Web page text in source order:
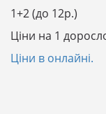
1+2 (до 12р.)
Ціни на 1
Ціни в онлайні.